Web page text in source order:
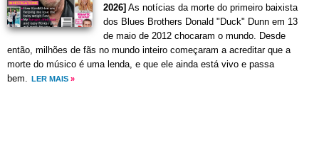
2026] As notícias da morte do primeiro baixista
dos Blues Brothers Donald "Duck" Dunn em 13
de maio de 2012 chocaram o mundo. Desde
então, milhões de fãs no mundo inteiro começaram a acreditar que a
morte do músico é uma lenda, e que ele ainda está vivo e passa
bem.
LER MAIS »